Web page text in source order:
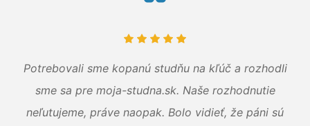
Potrebovali sme kopanú studňu na kľúč a rozhodli
sme sa pre moja-studna.sk. Naše rozhodnutie
neľutujeme, práve naopak. Bolo vidieť, že páni sú